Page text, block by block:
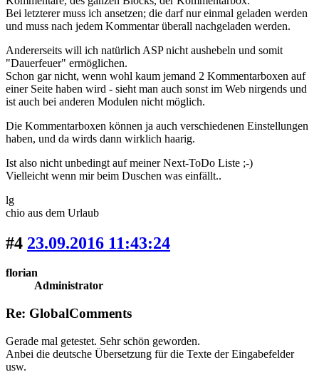
Bei letzterer muss ich ansetzen; die darf nur einmal geladen werden
und muss nach jedem Kommentar überall nachgeladen werden.
Andererseits will ich natürlich ASP nicht aushebeln und somit
"Dauerfeuer" ermöglichen.
Schon gar nicht, wenn wohl kaum jemand 2 Kommentarboxen auf
einer Seite haben wird - sieht man auch sonst im Web nirgends und
ist auch bei anderen Modulen nicht möglich.
Die Kommentarboxen können ja auch verschiedenen Einstellungen
haben, und da wirds dann wirklich haarig.
Ist also nicht unbedingt auf meiner Next-ToDo Liste ;-)
Vielleicht wenn mir beim Duschen was einfällt..
lg
chio aus dem Urlaub
#4 23.09.2016 11:43:24
florian
Administrator
Re: GlobalComments
Gerade mal getestet. Sehr schön geworden.
Anbei die deutsche Übersetzung für die Texte der Eingabefelder
usw.